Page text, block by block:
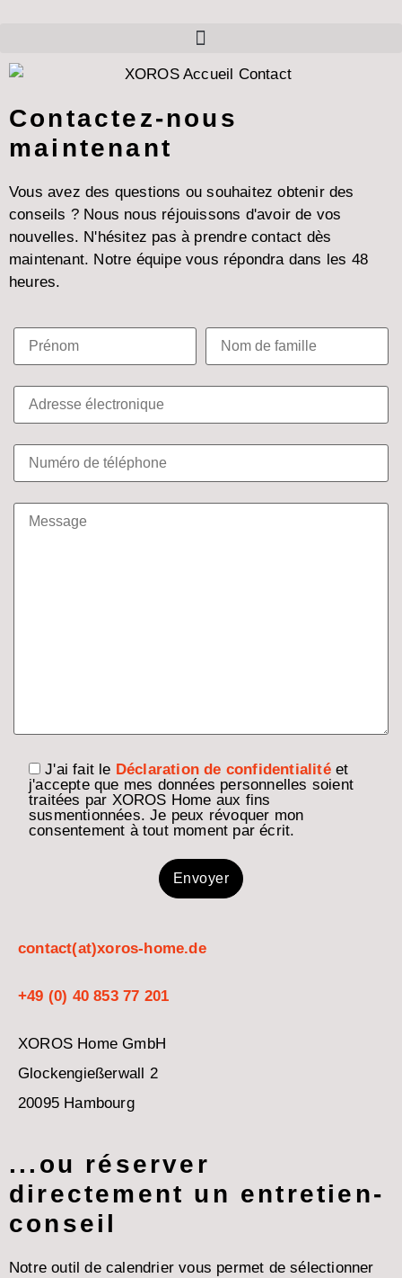
Contactez-nous
maintenant
Vous avez des questions ou souhaitez obtenir des
conseils ? Nous nous réjouissons d'avoir de vos
nouvelles. N'hésitez pas à prendre contact dès
maintenant. Notre équipe vous répondra dans les 48
heures.
J'ai fait le Déclaration de confidentialitéet
j'accepte que mes données personnelles soient
traitées par XOROS Home aux fins
susmentionnées. Je peux révoquer mon
consentement à tout moment par écrit.
contact(at)xoros-home.de
+49 (0) 40 853 77 201
XOROS Home GmbH
Glockengießerwall 2
20095 Hambourg
...ou réserver
directement un entretien-
conseil
Notre outil de calendrier vous permet de sélectionner